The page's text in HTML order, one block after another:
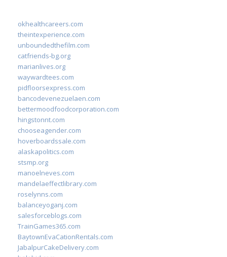
okhealthcareers.com
theintexperience.com
unboundedthefilm.com
catfriends-bg.org
marianlives.org
waywardtees.com
pidfloorsexpress.com
bancodevenezuelaen.com
bettermoodfoodcorporation.com
hingstonnt.com
chooseagender.com
hoverboardssale.com
alaskapolitics.com
stsmp.org
manoelneves.com
mandelaeffectlibrary.com
roselynns.com
balanceyoganj.com
salesforceblogs.com
TrainGames365.com
BaytownEvaCationRentals.com
JabalpurCakeDelivery.com